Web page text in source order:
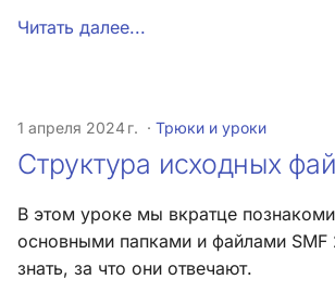
п
о
и
с
Стандартные иконки SMF
Меняем форму отправки
Как подключать хуки
Хук integrate_load_theme
Хук
Хук
integrate_permissions_list
Читать далее...
1 апреля 2024 г. Трюки и уроки
Структура исходных
В этом уроке мы вкратце
основными папками и файлами SMF
знать, за что они отвечают.